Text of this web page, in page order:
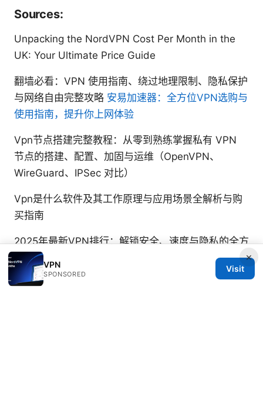
Sources:
Unpacking the NordVPN Cost Per Month in the
UK: Your Ultimate Price Guide
翻墙必看：VPN 使用指南、绕过地理限制、隐私保护
与网络自由完整攻略 安易加速器：全方位VPN选购与
使用指南，提升你上网体验
Vpn节点搭建完整教程：从零到熟练掌握私有 VPN
节点的搭建、配置、加固与运维（OpenVPN、
WireGuard、IPSec 对比）
Vpn是什么软件及其工作原理与应用场景全解析与购
买指南
2025年最新VPN排行：解锁安全、速度与隐私的全方
位指南
×
VPN
SPONSORED
Visit